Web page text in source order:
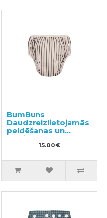
BumBuns
Daudzreizlietojamās
peldēšanas un
podiņmācību
autiņbiksīte M 11–15
15.80€